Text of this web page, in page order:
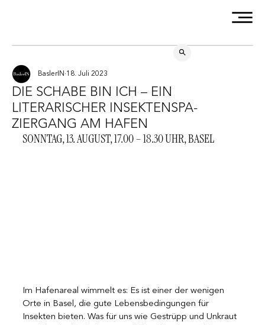
DIE SCHABE BIN ICH – EIN
LITERARISCHER INSEKTENSPA-
ZIERGANG AM HAFEN
BaslerIN 18. Juli 2023
SONNTAG, 13. AUGUST, 17.00 – 18.30 UHR, BASEL
Im Hafenareal wimmelt es: Es ist einer der wenigen
Orte in Basel, die gute Lebensbedingungen für
Insekten bieten. Was für uns wie Gestrüpp und Unkraut